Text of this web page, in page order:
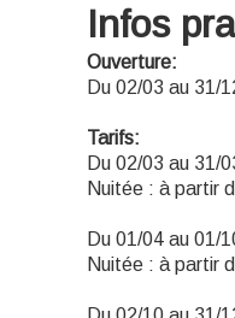
Infos
Ouverture:
Du 02/03 au 31/
Tarifs:
Du 02/03 au 31/
Nuitée : à partir
Du 01/04 au 01/
Nuitée : à partir